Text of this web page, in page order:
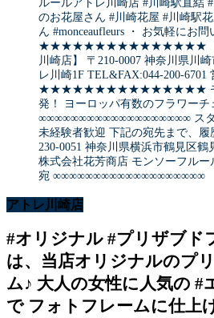
ルールアトレ川崎店 #川崎駅直結
のお花屋さん #川崎花屋 #川崎駅
ん #monceaufleurs ・ お気軽にお問
★★★★★★★★★★★★★★★ 【モ
川崎店】 〒210-0007 神奈川県川
レ川崎1F TEL&FAX:044-200-6701
★★★★★★★★★★★★★★★ モン
発！ ヨーロッパ有数のフラワーチ
∞∞∞∞∞∞∞∞∞∞∞∞∞∞∞∞∞∞∞ スタ
未経験者歓迎 下記の宛先まで、履
230-0051 神奈川県横浜市鶴見区鶴
株式会社花芳商店 モンソーフル
宛 ∞∞∞∞∞∞∞∞∞∞∞∞∞∞∞∞∞∞∞
アトレ川崎店
#オリジナル #プリザブド
は、当店オリジナルのプ
ム♪ 大人の女性に人気の #
で フォトフレームに仕上